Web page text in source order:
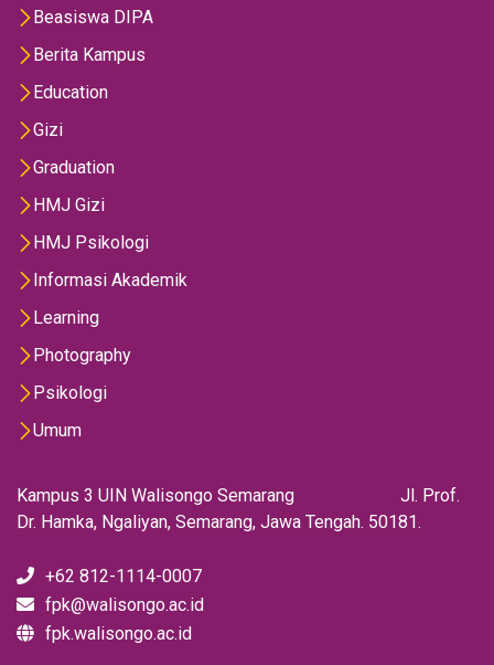
Beasiswa DIPA
Berita Kampus
Education
Gizi
Graduation
HMJ Gizi
HMJ Psikologi
Informasi Akademik
Learning
Photography
Psikologi
Umum
Kampus 3 UIN Walisongo Semarang Jl. Prof.
Dr. Hamka, Ngaliyan, Semarang, Jawa Tengah. 50181.
+62 812-1114-0007
fpk@walisongo.ac.id
fpk.walisongo.ac.id